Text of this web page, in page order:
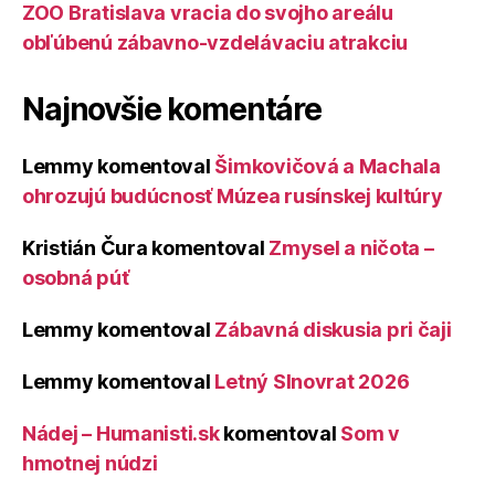
ZOO Bratislava vracia do svojho areálu
obľúbenú zábavno-vzdelávaciu atrakciu
Najnovšie komentáre
Lemmy komentoval Šimkovičová a Machala
ohrozujú budúcnosť Múzea rusínskej kultúry
Kristián Čura komentoval Zmysel a ničota –
osobná púť
Lemmy komentoval Zábavná diskusia pri čaji
Lemmy komentoval Letný Slnovrat 2026
Nádej – Humanisti.skkomentoval Som v
hmotnej núdzi